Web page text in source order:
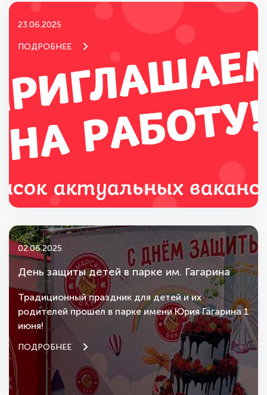
23.06.2025
ПОДРОБНЕЕ
02.06.2025
День защиты детей в парке им. Гагарина
Традиционный праздник для детей и их
родителей прошел в парке имени Юрия Гагарина 1
июня!
ПОДРОБНЕЕ